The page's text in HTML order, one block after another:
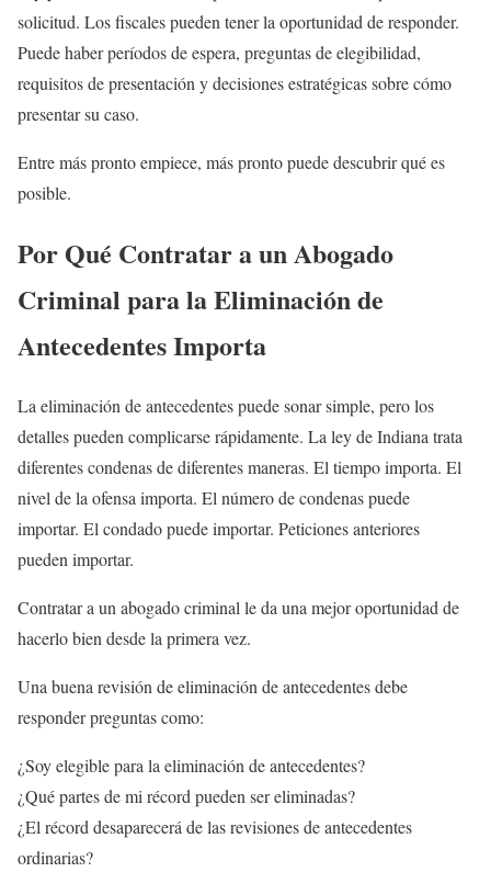
solicitud. Los fiscales pueden tener la oportunidad de responder.
Puede haber períodos de espera, preguntas de elegibilidad,
requisitos de presentación y decisiones estratégicas sobre cómo
presentar su caso.
Entre más pronto empiece, más pronto puede descubrir qué es
posible.
Por Qué Contratar a un Abogado
Criminal para la Eliminación de
Antecedentes Importa
La eliminación de antecedentes puede sonar simple, pero los
detalles pueden complicarse rápidamente. La ley de Indiana trata
diferentes condenas de diferentes maneras. El tiempo importa. El
nivel de la ofensa importa. El número de condenas puede
importar. El condado puede importar. Peticiones anteriores
pueden importar.
Contratar a un abogado criminal le da una mejor oportunidad de
hacerlo bien desde la primera vez.
Una buena revisión de eliminación de antecedentes debe
responder preguntas como:
¿Soy elegible para la eliminación de antecedentes?
¿Qué partes de mi récord pueden ser eliminadas?
¿El récord desaparecerá de las revisiones de antecedentes
ordinarias?